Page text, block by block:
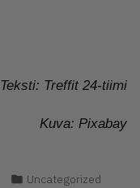
Teksti: Treffit 24-tiimi
Kuva: Pixabay
Kategoria(t):
Uncategorized